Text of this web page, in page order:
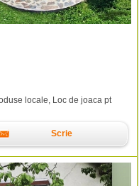
locale, Loc de joaca pt
Scrie